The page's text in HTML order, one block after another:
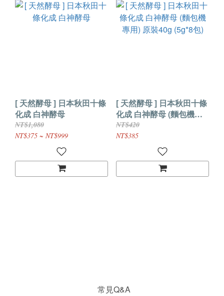
[ 天然酵母 ] 日本秋田十條
化成 白神酵母
NT$1,080
NT$375 ~ NT$999
[ 天然酵母 ] 日本秋田十條
化成 白神酵母 (麵包機專
用) 原裝40g (5g*8包)
NT$420
NT$385
常見Q&A